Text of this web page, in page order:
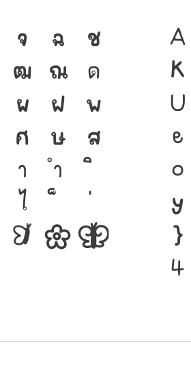
จ ฉ
ช
ฒ ณ ด
ผ ฝ
พ
ศ ษ
ส
า
ำ
ไ
๑ ๒๓
A
K
U
e
o
y
}
4
ภ
เ
มื
คื
ต